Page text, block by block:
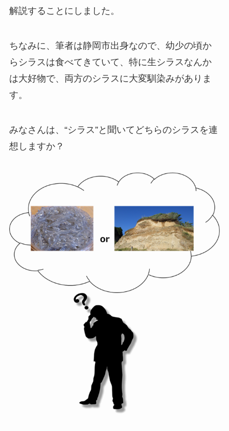
解説することにしました。
ちなみに、筆者は静岡市出身なので、幼少の頃か
らシラスは食べてきていて、特に生シラスなんか
は大好物で、両方のシラスに大変馴染みがありま
す。
みなさんは、“シラス”と聞いてどちらのシラスを連
想しますか？